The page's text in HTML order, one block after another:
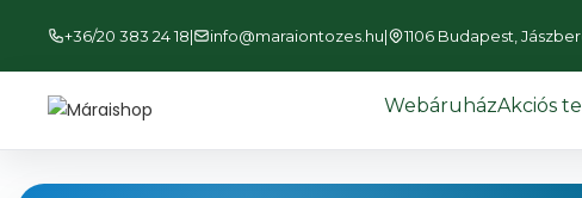
+36/20 383 24 18| info@maraiontozes.hu| 1106 Budapest,
WebáruházAkciós